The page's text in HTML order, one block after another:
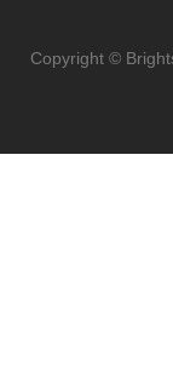
k
i
Copyright ©